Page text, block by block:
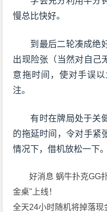
慢总比快好。
到最后二轮凑成绝
出现险张（当然对自己
意拖时间，使对手误
注。
有时在牌局处于关
的拖延时间，令对手紧
情况下，借机放松一下。
好消息 蜗牛扑克GG
金桌"上线！
全天24小时随机将掉落